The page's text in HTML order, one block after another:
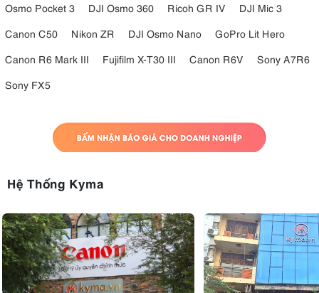
Osmo Pocket 3
DJI Osmo 360 Ricoh GR IV
DJI Mic 3
Canon C50
Nikon ZR DJI Osmo Nano
GoPro Lit Hero
Canon R6 Mark III
Fujifilm X-T30 III Canon R6V
Sony A7R6
Sony FX5
Hệ Thống Kyma